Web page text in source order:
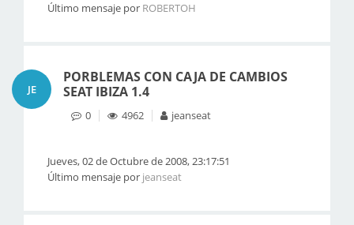
Último mensaje por ROBERTOH
JE
PORBLEMAS CON CAJA DE CAMBIOS
SEAT IBIZA 1.4
0 4962 jeanseat
Jueves, 02 de Octubre de 2008, 23:17:51
Último mensaje por jeanseat